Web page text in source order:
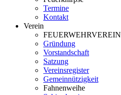
Termine
Kontakt
Verein
FEUERWEHRVEREIN
Gründung
Vorstandschaft
Satzung
Vereinsregister
Gemeinnützigkeit
Fahnenweihe